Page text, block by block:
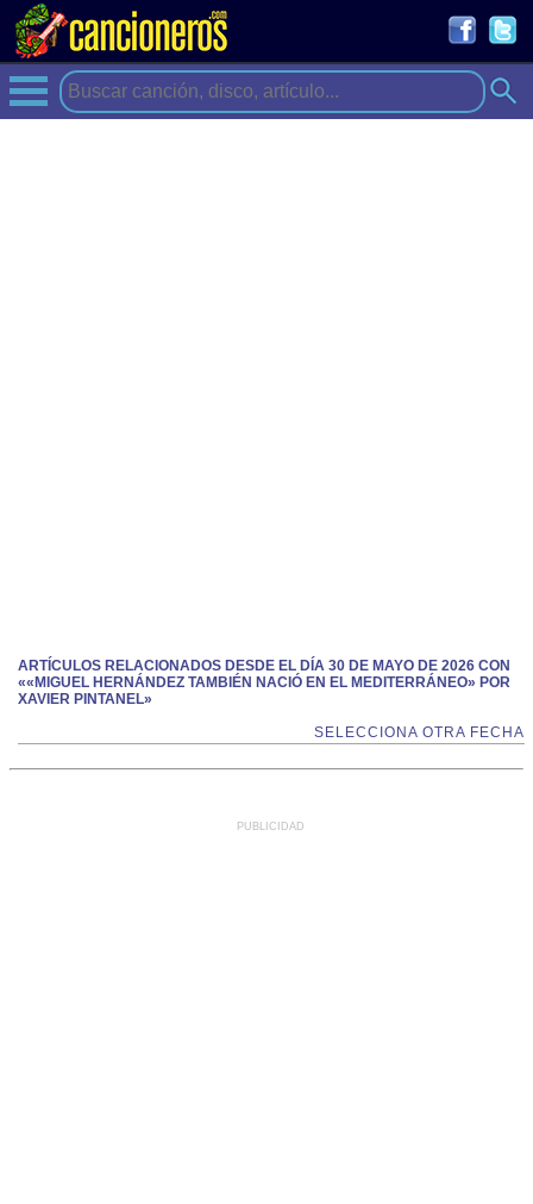
ARTÍCULOS RELACIONADOS DESDE EL DÍA 30 DE MAYO DE 2026 CON
««MIGUEL HERNÁNDEZ TAMBIÉN NACIÓ EN EL MEDITERRÁNEO» POR
XAVIER PINTANEL»
SELECCIONA OTRA FECHA
PUBLICIDAD